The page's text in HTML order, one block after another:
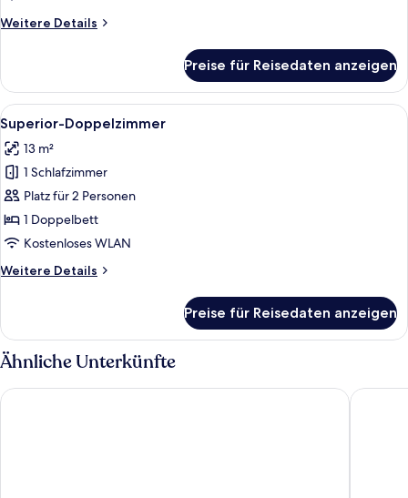
Weitere Details
Weitere
Nichtraucher
Preise für Reisedaten anzeigen
Alle
Fotos
für
Superior-
Doppelzimmer
anzeigen
Ein Hotelzimmer mit Bett,
12
Superior-Doppelzimmer
13 m²
1 Schlafzimmer
Platz für 2 Personen
1 Doppelbett
Kostenloses WLAN
Weitere Details
Weitere
Doppelzimmer
Preise für Reisedaten anzeigen
Ähnliche Unterkünfte
ResidHotel Cannes Festival Hotel